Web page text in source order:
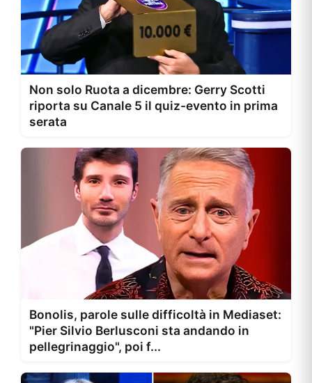
Non solo Ruota a dicembre: Gerry Scotti
riporta su Canale 5 il quiz-evento in prima
serata
Bonolis, parole sulle difficoltà in Mediaset:
"Pier Silvio Berlusconi sta andando in
pellegrinaggio", poi f...